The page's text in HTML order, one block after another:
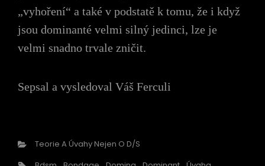
„vyhoření“ a také v podstatě k tomu, že i když
jsou dominanté velmi silný jedinci, lze je
velmi snadno trvale zničit.
Sepsal a vysledoval Váš Ferculi
Categories
Teorie A Úvahy Nejen O D/s